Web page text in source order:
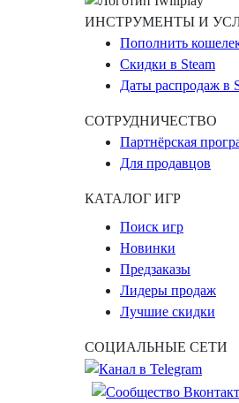
ИНСТРУМЕНТЫ И
Пополнить
Скидки в Steam
Даты распродаж в
СОТРУДНИЧЕСТВО
Партнёрская
Для продавцов
КАТАЛОГ ИГР
Поиск игр
Новинки
Предзаказы
Лидеры продаж
Лучшие скидки
СОЦИАЛЬНЫЕ СЕТИ